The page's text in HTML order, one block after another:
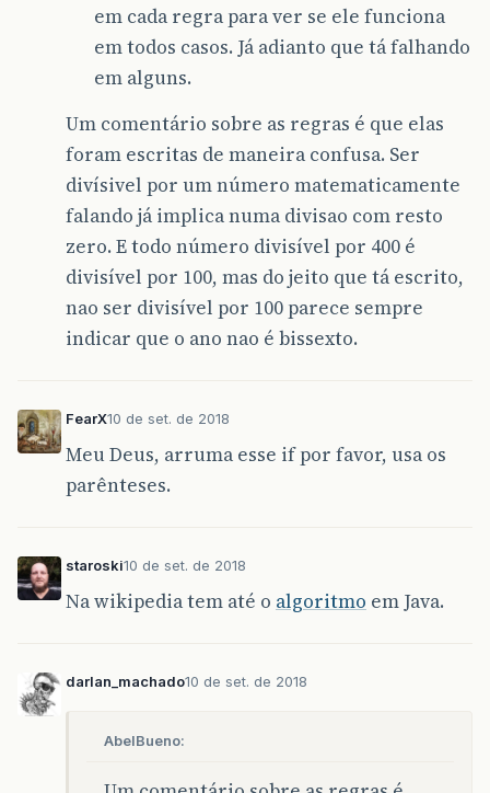
em cada regra para ver se ele funciona
em todos casos. Já adianto que tá falhando
em alguns.
Um comentário sobre as regras é que elas
foram escritas de maneira confusa. Ser
divísivel por um número matematicamente
falando já implica numa divisao com resto
zero. E todo número divisível por 400 é
divisível por 100, mas do jeito que tá escrito,
nao ser divisível por 100 parece sempre
indicar que o ano nao é bissexto.
FearX10 de set. de 2018
Meu Deus, arruma esse if por favor, usa os
parênteses.
staroski10 de set. de 2018
Na wikipedia tem até o algoritmo em Java.
darlan_machado10 de set. de 2018
AbelBueno: